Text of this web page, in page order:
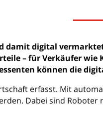
digital
– für Verkäufer
können die
erfasst. Mit
Dabei sind